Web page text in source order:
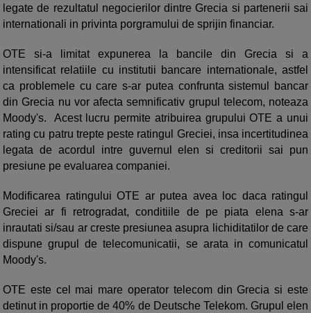
legate de rezultatul negocierilor dintre Grecia si partenerii sai
internationali in privinta porgramului de sprijin financiar.
OTE si-a limitat expunerea la bancile din Grecia si a
intensificat relatiile cu institutii bancare internationale, astfel
ca problemele cu care s-ar putea confrunta sistemul bancar
din Grecia nu vor afecta semnificativ grupul telecom, noteaza
Moody's. Acest lucru permite atribuirea grupului OTE a unui
rating cu patru trepte peste ratingul Greciei, insa incertitudinea
legata de acordul intre guvernul elen si creditorii sai pun
presiune pe evaluarea companiei.
Modificarea ratingului OTE ar putea avea loc daca ratingul
Greciei ar fi retrogradat, conditiile de pe piata elena s-ar
inrautati si/sau ar creste presiunea asupra lichiditatilor de care
dispune grupul de telecomunicatii, se arata in comunicatul
Moody's.
OTE este cel mai mare operator telecom din Grecia si este
detinut in proportie de 40% de Deutsche Telekom. Grupul elen